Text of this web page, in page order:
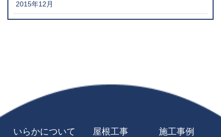
2015年12月
いらかについて 屋根工事 施工事例